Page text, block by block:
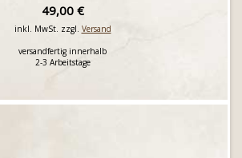
49,00 €
inkl. MwSt. zzgl. Versand
versandfertig innerhalb
2-3 Arbeitstage